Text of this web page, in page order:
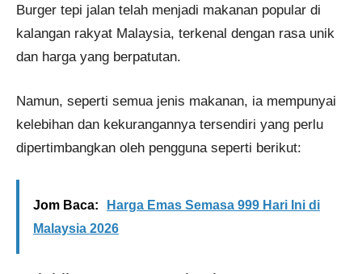
Burger tepi jalan telah menjadi makanan popular di
kalangan rakyat Malaysia, terkenal dengan rasa unik
dan harga yang berpatutan.
Namun, seperti semua jenis makanan, ia mempunyai
kelebihan dan kekurangannya tersendiri yang perlu
dipertimbangkan oleh pengguna seperti berikut:
Jom Baca:
Harga Emas Semasa 999 Hari Ini di
Malaysia 2026